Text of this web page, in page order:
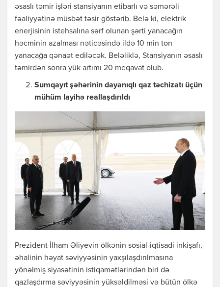
əsaslı təmir işləri stansiyanın etibarlı və səmərəli
fəaliyyətinə müsbət təsir göstərib. Belə ki, elektrik
enerjisinin istehsalına sərf olunan şərti yanacağın
həcminin azalması nəticəsində ildə 10 min ton
yanacağa qənaət ediləcək. Beləliklə, Stansiyanın əsaslı
təmirdən sonra yük artımı 20 meqavat olub.
Sumqayıt şəhərinin dayanıqlı qaz təchizatı üçün
mühüm layihə reallaşdırıldı
Prezident İlham Əliyevin ölkənin sosial-iqtisadi inkişafı,
əhalinin həyat səviyyəsinin yaxşılaşdırılmasına
yönəlmiş siyasətinin istiqamətlərindən biri də
qazlaşdırma səviyyəsinin yüksəldilməsi və bütün ölkə